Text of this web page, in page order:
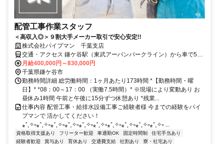
配管工事作業スタッフ
＜高収入◎＞９割大手メーカー取引で安心安定!!
株式会社パイプマン 千葉支店
交通・アクセス 鎌ケ谷駅（東武アーバンパークライン）から車で5分
車通勤ＯＫ(無料駐車場あり）
月給400,000円～830,000円
千葉県鎌ケ谷市
勤務時間詳細 総労働時間：1ヶ月あたり173時間 *【勤務時間・曜
日】* *08：00～17：00 （実働7.5時間）* ※現場により変動あり お
昼休み1時間 午前と午後に15分ずつ休憩あり *残業...
仕事内容 配管工事・給排水設備工事ご経験者様 今までの経験をパイ
プマンで 活かしてください！
⁎⁺˳✧༚⁎⁺˳✧༚⁎⁺˳✧༚⁎⁺˳✧༚⁎⁺˳✧༚⁎⁺˳✧༚⁎⁺˳✧༚⁎⁺˳✧༚⁎⁺˳✧༚⁎⁺˳✧༚ ...
資格取得支援あり フリーター歓迎 車通勤OK 固定時間制
住宅手当あり
経験者歓迎
賞与あり 育休あり 交通費支給 社割あり 寮・社宅あり